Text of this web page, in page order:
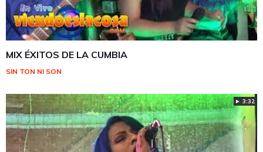
MIX ÉXITOS DE LA CUMBIA
SIN TON NI SON
► 3:32